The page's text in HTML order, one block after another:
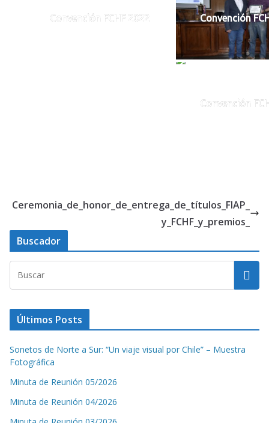
Convención FCHF 2022 Convención
Convención
Ceremonia_de_honor_de_entrega_de_títulos_FIAP_
y_FCHF_y_premios_
Buscador
Últimos Posts
Sonetos de Norte a Sur: “Un viaje visual por Chile” – Muestra
Fotográfica
Minuta de Reunión 05/2026
Minuta de Reunión 04/2026